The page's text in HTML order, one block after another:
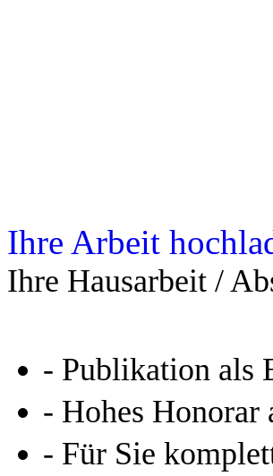
Ihre Arbeit
Ihre Hausarbeit /
- Publikation als
- Hohes Honorar
- Für Sie